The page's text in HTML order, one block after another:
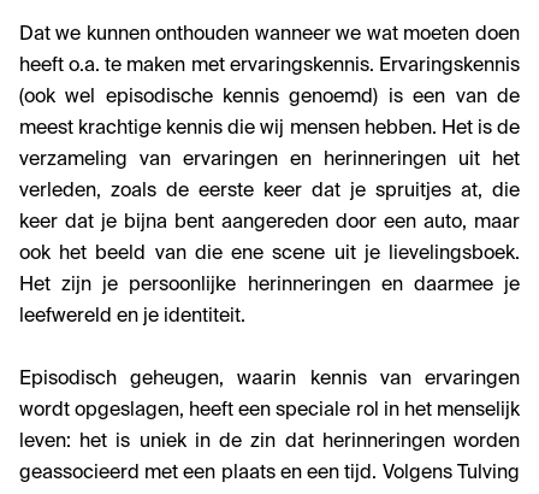
Dat we kunnen onthouden wanneer we wat moeten doen
heeft o.a. te maken met ervaringskennis. Ervaringskennis
(ook wel episodische kennis genoemd) is een van de
meest krachtige kennis die wij mensen hebben. Het is de
verzameling van ervaringen en herinneringen uit het
verleden, zoals de eerste keer dat je spruitjes at, die
keer dat je bijna bent aangereden door een auto, maar
ook het beeld van die ene scene uit je lievelingsboek.
Het zijn je persoonlijke herinneringen en daarmee je
leefwereld en je identiteit.
Episodisch geheugen, waarin kennis van ervaringen
wordt opgeslagen, heeft een speciale rol in het menselijk
leven: het is uniek in de zin dat herinneringen worden
geassocieerd met een plaats en een tijd. Volgens Tulving